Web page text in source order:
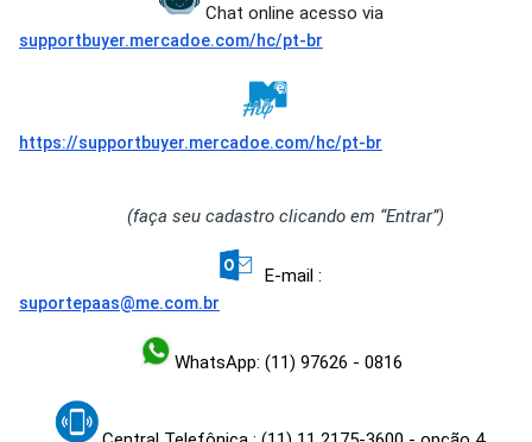
Chat online acesso via
supportbuyer.mercadoe.com/hc/pt-br
https://supportbuyer.mercadoe.com/hc/pt-br
(faça seu cadastro clicando em “Entrar”)
E-mail :
suportepaas@me.com.br
WhatsApp: (11) 97626 - 0816